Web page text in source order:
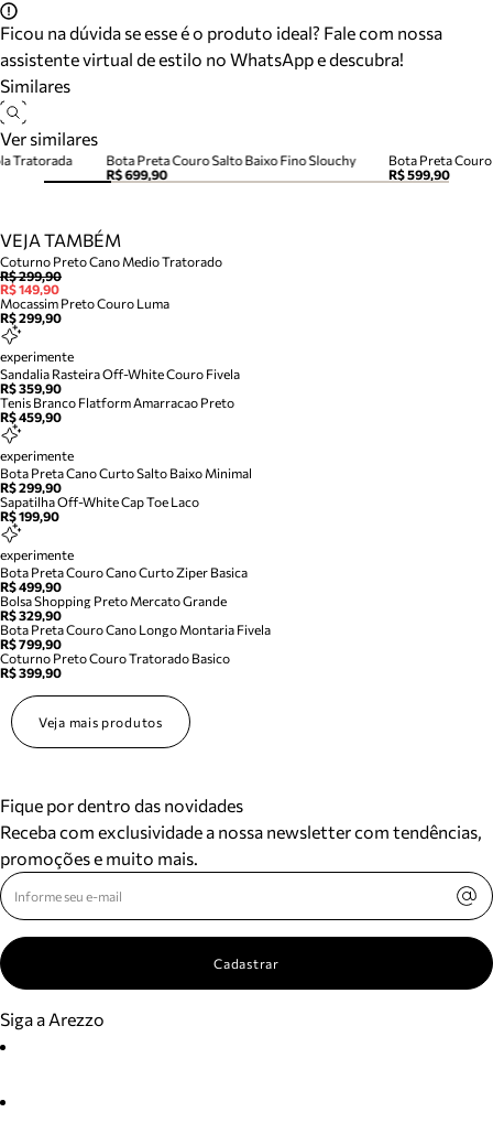
Ficou na dúvida se esse é o produto ideal? Fale com nossa
assistente virtual de estilo no WhatsApp e descubra!
Similares
Ver similares
Bota Preta Couro Salto Baixo Fino Slouchy
R$ 699,90
Bota Preta
R$ 599,90
Tratorada
VEJA TAMBÉM
Coturno Preto Cano Medio Tratorado
R$ 299,90
R$ 149,90
Mocassim Preto Couro Luma
R$ 299,90
experimente
Sandalia Rasteira Off-White Couro Fivela
R$ 359,90
Tenis Branco Flatform Amarracao Preto
R$ 459,90
experimente
Bota Preta Cano Curto Salto Baixo Minimal
R$ 299,90
Sapatilha Off-White Cap Toe Laco
R$ 199,90
experimente
Bota Preta Couro Cano Curto Ziper Basica
R$ 499,90
Bolsa Shopping Preto Mercato Grande
R$ 329,90
Bota Preta Couro Cano Longo Montaria Fivela
R$ 799,90
Coturno Preto Couro Tratorado Basico
R$ 399,90
Veja mais produtos
Fique por dentro das novidades
Receba com exclusividade a nossa newsletter com tendências,
promoções e muito mais.
Cadastrar
Siga a Arezzo